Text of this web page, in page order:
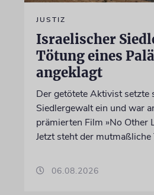
JUSTIZ
Israelischer
Tötung eines
angeklagt
Der getötete Aktivist setzte
Siedlergewalt ein und war
prämierten Film »No Other
Jetzt steht der
06.08.2026